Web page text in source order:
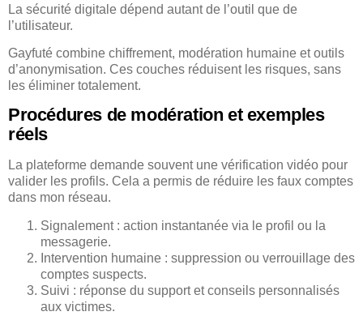
La sécurité digitale dépend autant de l’outil que de
l’utilisateur.
Gayfuté combine chiffrement, modération humaine et outils
d’anonymisation. Ces couches réduisent les risques, sans
les éliminer totalement.
Procédures de modération et exemples
réels
La plateforme demande souvent une vérification vidéo pour
valider les profils. Cela a permis de réduire les faux comptes
dans mon réseau.
Signalement : action instantanée via le profil ou la
messagerie.
Intervention humaine : suppression ou verrouillage des
comptes suspects.
Suivi : réponse du support et conseils personnalisés
aux victimes.